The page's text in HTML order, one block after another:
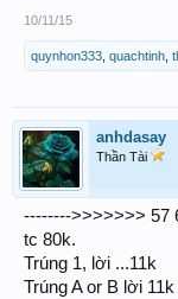
10/11/15
quynhon333 quachtinh
anhdasay
Thần Tài
-------->>>>>>> 57
tc 80k.
Trúng 1, lời ...11k
Trúng A or B lời